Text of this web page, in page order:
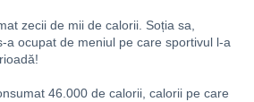
zecii de mii de calorii. Soția sa,
a ocupat de meniul pe care sportivul l-a
46.000 de calorii, calorii pe care